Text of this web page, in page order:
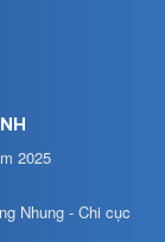
2025
Nhung - Chi cục